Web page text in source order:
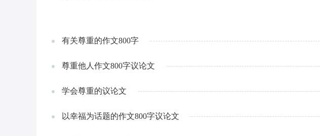
有关尊重的作文800字
尊重他人作文800字议论文
学会尊重的议论文
以幸福为话题的作文800字议论文